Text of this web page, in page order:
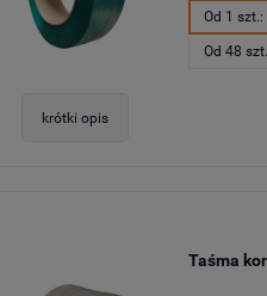
krótki opis
Od 1 szt.:
Od 48
Taśma